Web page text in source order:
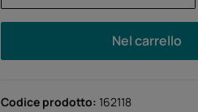
Nel carrello
Codice prodotto: 162118